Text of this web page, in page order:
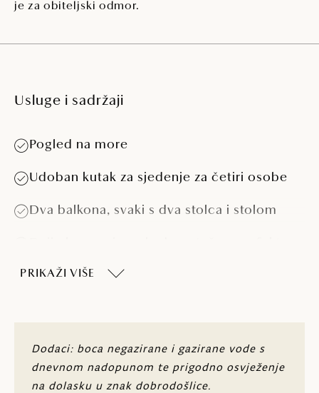
je za obiteljski odmor.
Usluge i sadržaji
Pogled na more
Udoban kutak za sjedenje za četiri osobe
Dva balkona, svaki s dva stolca i stolom
Free Wi-Fi
Sef
PRIKAŽI VIŠE
Dodaci: boca negazirane i gazirane vode s
dnevnom nadopunom te prigodno osvježenje
na dolasku u znak dobrodošlice.